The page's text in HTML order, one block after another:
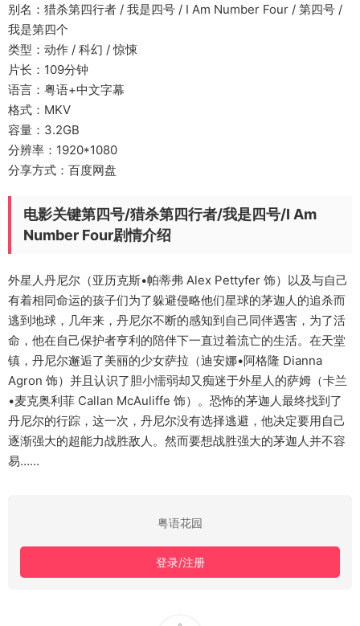
别名：猎杀第四行者 / 我是四号 / I Am Number Four / 第四号 /
我是第四个
类型：动作 / 科幻 / 惊悚
片长：109分钟
语言：粤语+中文字幕
格式：MKV
容量：3.2GB
分辨率：1920*1080
分享方式：百度网盘
电影关键第四号/猎杀第四行者/我是四号/I Am
Number Four剧情介绍
外星人丹尼尔（亚历克斯•帕蒂弗 Alex Pettyfer 饰）以及与自己
有着相同命运的孩子们为了躲避侵略他们星球的茅迦人的追杀而
逃到地球，几年来，丹尼尔不断的感知到自己同伴遇害，为了活
命，他在自己保护者亨利的陪伴下一直过着流亡的生活。在天堂
镇，丹尼尔邂逅了美丽的少女萨拉（迪安娜•阿格隆 Dianna
Agron 饰）并且认识了胆小懦弱却又痴迷于外星人的萨姆（卡兰
•麦克奥利菲 Callan McAuliffe 饰）。恐怖的茅迦人最终找到了
丹尼尔的行踪，这一次，丹尼尔没有选择逃避，他决定要用自己
逐渐强大的超能力战胜敌人。然而要想战胜强大的茅迦人并不容
易……
粤语花园
登录/注册